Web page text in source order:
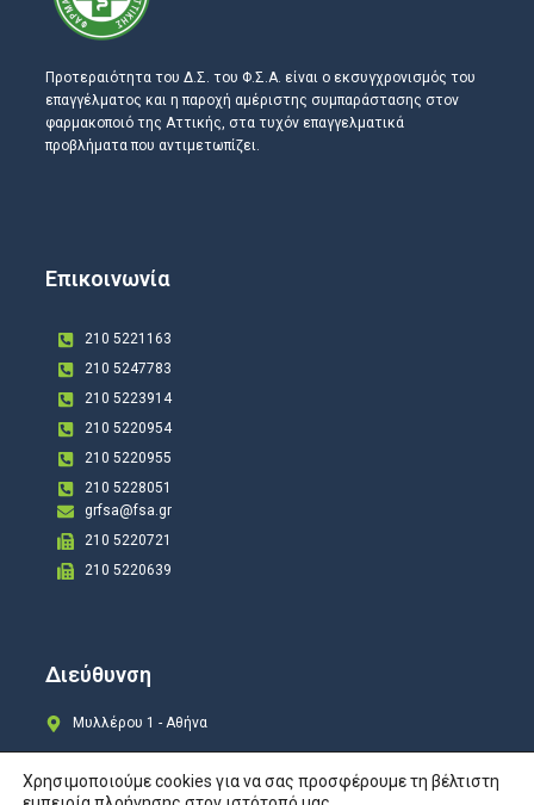
Προτεραιότητα του Δ.Σ. του Φ.Σ.Α. είναι ο εκσυγχρονισμός του
επαγγέλματος και η παροχή αμέριστης συμπαράστασης στον
φαρμακοποιό της Αττικής, στα τυχόν επαγγελματικά
προβλήματα που αντιμετωπίζει.
Επικοινωνία
210 5221163
210 5247783
210 5223914
210 5220954
210 5220955
210 5228051
grfsa@fsa.gr
210 5220721
210 5220639
Διεύθυνση
Μυλλέρου 1 - Αθήνα
Χρησιμοποιούμε cookies για να σας προσφέρουμε τη βέλτιστη